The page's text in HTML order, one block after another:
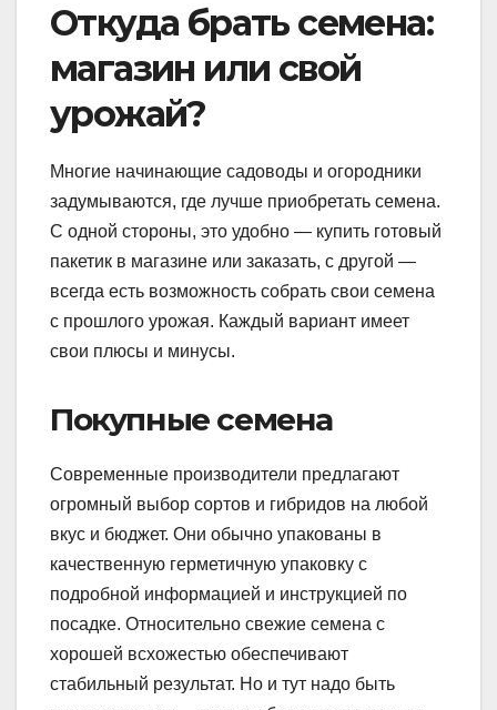
Откуда брать семена:
магазин или свой
урожай?
Многие начинающие садоводы и огородники
задумываются, где лучше приобретать семена.
С одной стороны, это удобно — купить готовый
пакетик в магазине или заказать, с другой —
всегда есть возможность собрать свои семена
с прошлого урожая. Каждый вариант имеет
свои плюсы и минусы.
Покупные семена
Современные производители предлагают
огромный выбор сортов и гибридов на любой
вкус и бюджет. Они обычно упакованы в
качественную герметичную упаковку с
подробной информацией и инструкцией по
посадке. Относительно свежие семена с
хорошей всхожестью обеспечивают
стабильный результат. Но и тут надо быть